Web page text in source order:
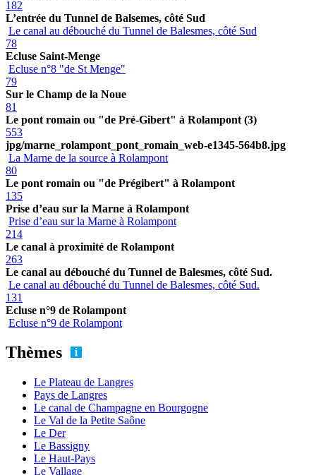
182
L’entrée du Tunnel de Balsemes, côté Sud
Le canal au débouché du Tunnel de Balesmes, côté Sud
78
Ecluse Saint-Menge
Ecluse n°8 "de St Menge"
79
Sur le Champ de la Noue
81
Le pont romain ou "de Pré-Gibert" à Rolampont (3)
553
jpg/marne_rolampont_pont_romain_web-e1345-564b8.jpg
La Marne de la source à Rolampont
80
Le pont romain ou "de Prégibert" à Rolampont
135
Prise d’eau sur la Marne à Rolampont
Prise d’eau sur la Marne à Rolampont
214
Le canal à proximité de Rolampont
263
Le canal au débouché du Tunnel de Balesmes, côté Sud.
Le canal au débouché du Tunnel de Balesmes, côté Sud.
131
Ecluse n°9 de Rolampont
Ecluse n°9 de Rolampont
Thèmes
Le Plateau de Langres
Pays de Langres
Le canal de Champagne en Bourgogne
Le Val de la Petite Saône
Le Der
Le Bassigny
Le Haut-Pays
Le Vallage